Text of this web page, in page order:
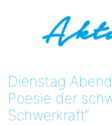
Dienstag
Poesie der
Schwerkraft“